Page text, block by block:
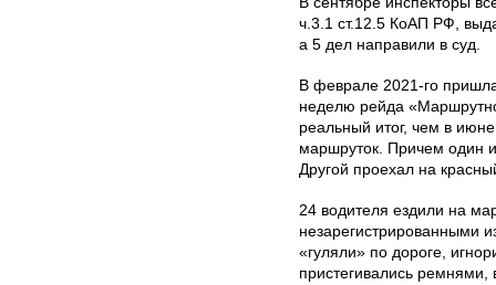
ч.3.1 ст.12.5 КоАП РФ,
а 5 дел направили в суд.
В феврале 2021-го
неделю рейда
реальный итог, чем в
маршруток. Причем один
Другой проехал на
24 водителя ездили на
незарегистрированными
«гуляли» по дороге,
пристегивались